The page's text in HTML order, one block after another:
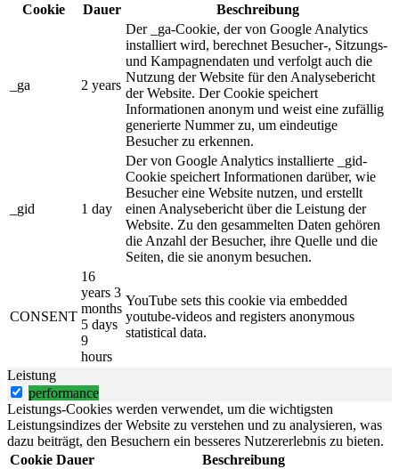
Cookie
Dauer Beschreibung
_ga 2 years
Der _ga-Cookie, der von Google Analytics
installiert wird, berechnet Besucher-, Sitzungs-
und Kampagnendaten und verfolgt auch die
Nutzung der Website für den Analysebericht
der Website. Der Cookie speichert
Informationen anonym und weist eine zufällig
generierte Nummer zu, um eindeutige
Besucher zu erkennen.
_gid 1 day
Der von Google Analytics installierte _gid-
Cookie speichert Informationen darüber, wie
Besucher eine Website nutzen, und erstellt
einen Analysebericht über die Leistung der
Website. Zu den gesammelten Daten gehören
die Anzahl der Besucher, ihre Quelle und die
Seiten, die sie anonym besuchen.
CONSENT
16
years 3
months
5 days
9
hours
YouTube sets this cookie via embedded
youtube-videos and registers anonymous
statistical data.
Leistung
performance
Leistungs-Cookies werden verwendet, um die wichtigsten
Leistungsindizes der Website zu verstehen und zu analysieren, was
dazu beiträgt, den Besuchern ein besseres Nutzererlebnis zu bieten.
Cookie Dauer Beschreibung